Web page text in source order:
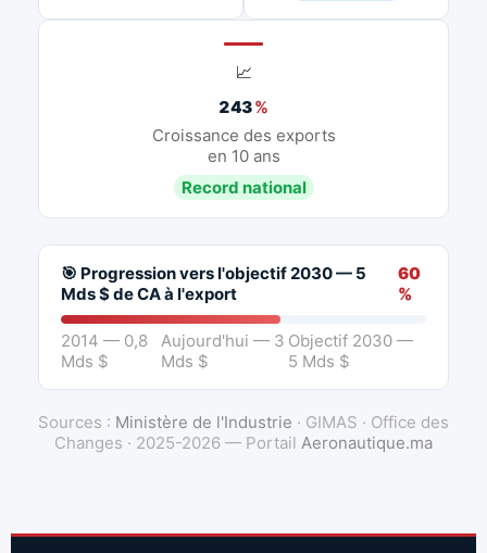
📈
243%
Croissance des exports
en 10 ans
Record national
🎯 Progression vers l'objectif 2030 — 5
Mds $ de CA à l'export
60
%
2014 — 0,8
Mds $
Aujourd'hui — 3
Mds $
Objectif 2030 —
5 Mds $
Sources : Ministère de l'Industrie · GIMAS · Office des
Changes · 2025-2026 — Portail Aeronautique.ma